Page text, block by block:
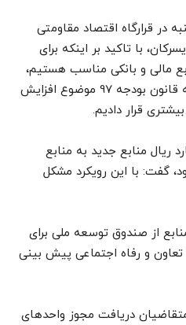
در قرارگاه اقتصاد مقاومتی
با تاکید بر اینکه برای
مالی و بانکی مناسب هستیم،
افزود: در همین ارتباط در لایحه قانون بودجه 97 موضوع افزایش
قرار دادیم.
800هزار میلیارد ریال منابع جدید به منابع
گفت: با این رویکرد مشکل
هم منابع از صندوق توسعه ملی برای
تعاون و رفاه اجتماعی پیش بینی
33 درصدی متقاضیان دریافت مجوز واحدهای